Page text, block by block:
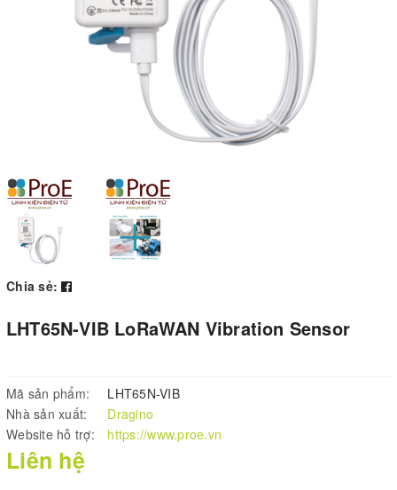
Chia sẻ:
LHT65N-VIB LoRaWAN Vibration Sensor
Mã sản phẩm:
LHT65N-VIB
Nhà sản xuất:
Dragino
Website hỗ trợ:
https://www.proe.vn
Liên hệ